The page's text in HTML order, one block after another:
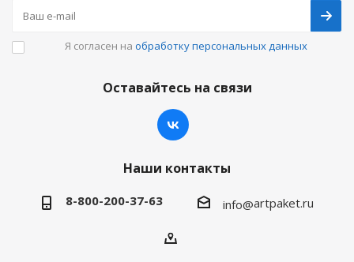
Я согласен на обработку персональных данных
Оставайтесь на связи
Наши контакты
8-800-200-37-63 info@artpaket.ru